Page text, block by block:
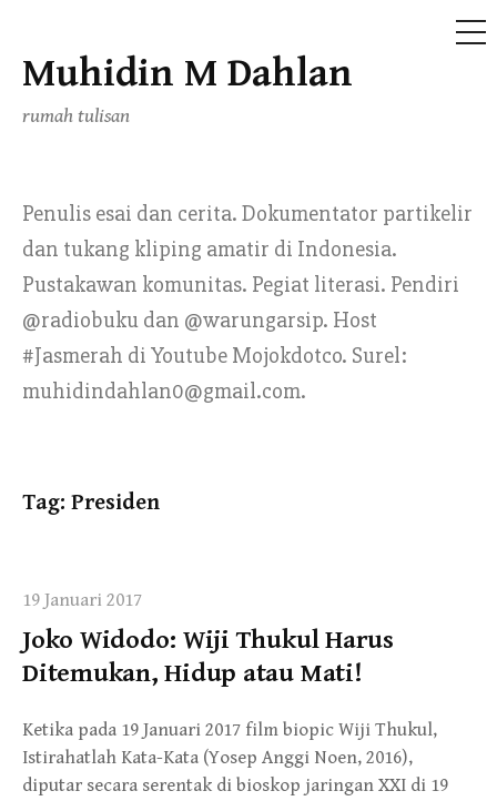
Skip
content
Muhidin M Dahlan
rumah tulisan
Penulis esai dan cerita. Dokumentator partikelir
dan tukang kliping amatir di Indonesia.
Pustakawan komunitas. Pegiat literasi. Pendiri
@radiobuku dan @warungarsip. Host
#Jasmerah di Youtube Mojokdotco. Surel:
muhidindahlan0@gmail.com.
Tag: Presiden
19 Januari 2017
Joko Widodo: Wiji Thukul Harus
Ditemukan, Hidup atau Mati!
Ketika pada 19 Januari 2017 film biopic Wiji Thukul,
Istirahatlah Kata-Kata (Yosep Anggi Noen, 2016),
diputar secara serentak di bioskop jaringan XXI di 19